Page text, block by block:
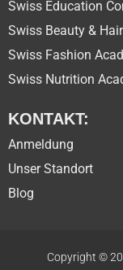
Swiss Education
Swiss Beauty &
Swiss Fashion
Swiss Nutrition
KONTAKT:
Anmeldung
Unser Standort
Blog
Copyright ©